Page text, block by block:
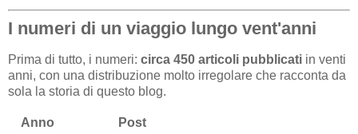
I numeri di un viaggio lungo vent'anni
Prima di tutto, i numeri: circa 450 articoli pubblicati in venti
anni, con una distribuzione molto irregolare che racconta da
sola la storia di questo blog.
Anno
Post